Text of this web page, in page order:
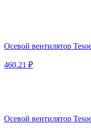
Осевой вентилятор
460.21 ₽
Осевой вентилятор